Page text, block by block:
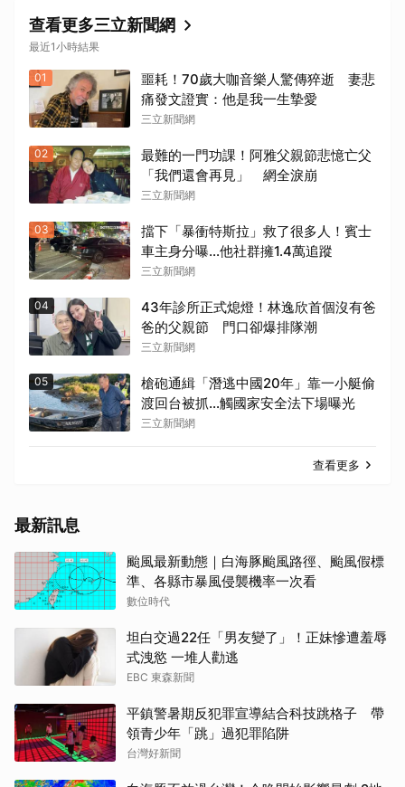
查看更多三立新聞網
最近1小時結果
01
噩耗！70歲大咖音樂人驚傳猝逝 妻悲
痛發文證實：他是我一生摯愛
三立新聞網
02
最難的一門功課！阿雅父親節悲憶亡父
「我們還會再見」 網全淚崩
三立新聞網
03
擋下「暴衝特斯拉」救了很多人！賓士
車主身分曝…他社群擁1.4萬追蹤
三立新聞網
04
43年診所正式熄燈！林逸欣首個沒有爸
爸的父親節 門口卻爆排隊潮
三立新聞網
05
槍砲通緝「潛逃中國20年」靠一小艇偷
渡回台被抓…觸國家安全法下場曝光
三立新聞網
查看更多
最新訊息
颱風最新動態｜白海豚颱風路徑、颱風假標
準、各縣市暴風侵襲機率一次看
數位時代
坦白交過22任「男友變了」！正妹慘遭羞辱
式洩慾 一堆人勸逃
EBC 東森新聞
平鎮警暑期反犯罪宣導結合科技跳格子 帶
領青少年「跳」過犯罪陷阱
台灣好新聞